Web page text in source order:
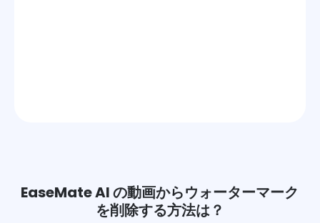
EaseMate AI の動画からウォーターマーク
を削除する方法は？